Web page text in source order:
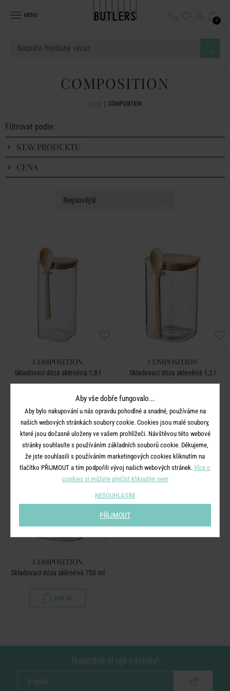
MENU
0
COMPOSITION
Domů COMPOSITION
Filtrovat podle:
STAV PRODUKTU
CENA
COMPOSITION
Skladovací dóza skleněná 1,8 l
COMPOSITION
Skladovací dóza skleněná 1,2 l
COMPOSITION
Skladovací dóza skleněná 750 ml
249 Kč
Nenechte si ujít novinky!
Aby vše dobře fungovalo...
Aby bylo nakupování u nás opravdu pohodlné a snadné, používáme na
našich webových stránkách soubory cookie. Cookies jsou malé soubory,
které jsou dočasně uloženy ve vašem prohlížeči. Návštěvou této webové
stránky souhlasíte s používáním základních souborů cookie. Děkujeme,
že jste souhlasili s používáním marketingových cookies kliknutím na
tlačítko PŘIJMOUT a tím podpořili vývoj našich webových stránek. Více o
cookies si můžete přečíst kliknutím sem
NESOUHLASÍM
PŘIJMOUT